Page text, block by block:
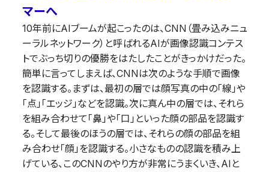
マーへ
10年前にAIブームが起こったのは、CNN（畳み込みニュ
ーラルネットワーク）と呼ばれるAIが画像認識コンテス
トでぶっち切りの優勝をはたしたことがきっかけだった。
簡単に言ってしまえば、CNNは次のような手順で画像
を認識する。まずは、最初の層では顔写真の中の「線」や
「点」「エッジ」などを認識。次に真ん中の層では、それら
を組み合わせて「鼻」や「口」といった顔の部品を認識す
る。そして最後のほうの層では、それらの顔の部品を組
み合わせ「顔」を認識する。小さなものの認識を積み上
げている、このCNNのやり方が非常にうまくいき、AIと